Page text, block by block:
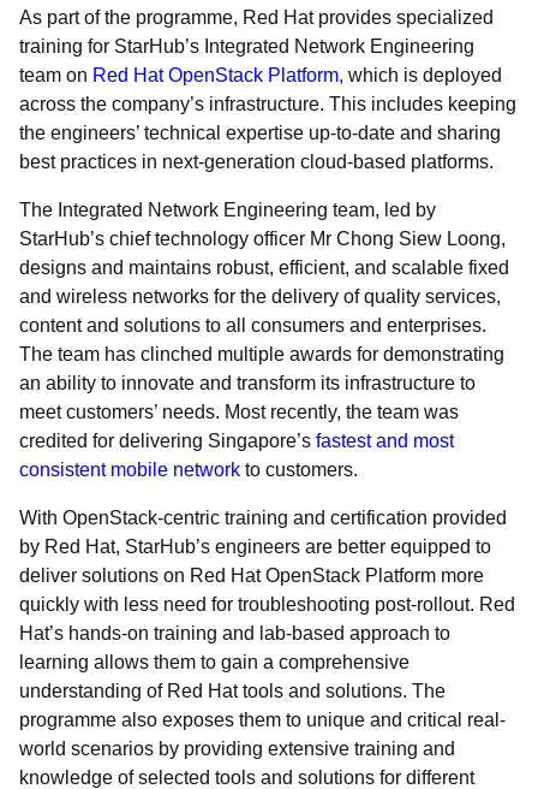
As part of the programme, Red Hat provides specialized
training for StarHub’s Integrated Network Engineering
team on Red Hat OpenStack Platform, which is deployed
across the company’s infrastructure. This includes keeping
the engineers’ technical expertise up-to-date and sharing
best practices in next-generation cloud-based platforms.
The Integrated Network Engineering team, led by
StarHub’s chief technology officer Mr Chong Siew Loong,
designs and maintains robust, efficient, and scalable fixed
and wireless networks for the delivery of quality services,
content and solutions to all consumers and enterprises.
The team has clinched multiple awards for demonstrating
an ability to innovate and transform its infrastructure to
meet customers’ needs. Most recently, the team was
credited for delivering Singapore’s fastest and most
consistent mobile network to customers.
With OpenStack-centric training and certification provided
by Red Hat, StarHub’s engineers are better equipped to
deliver solutions on Red Hat OpenStack Platform more
quickly with less need for troubleshooting post-rollout. Red
Hat’s hands-on training and lab-based approach to
learning allows them to gain a comprehensive
understanding of Red Hat tools and solutions. The
programme also exposes them to unique and critical real-
world scenarios by providing extensive training and
knowledge of selected tools and solutions for different